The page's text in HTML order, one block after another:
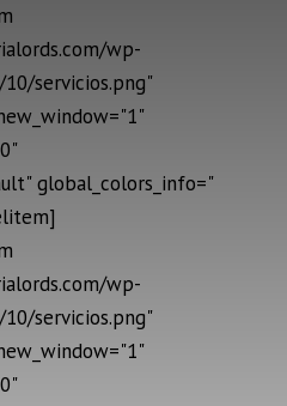
wp-
servicios.png"
global_colors_info="
wp-
servicios.png"